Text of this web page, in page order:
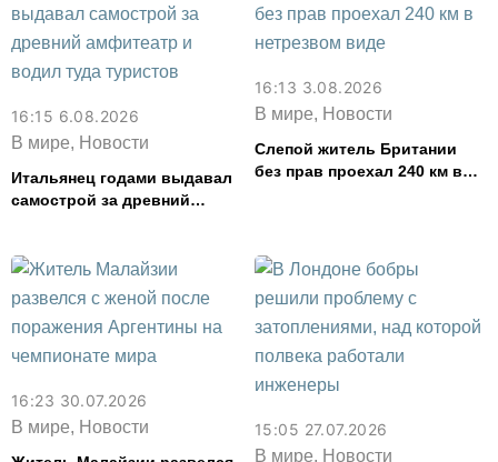
16:15 6.08.2026
В мире, Новости
Итальянец годами выдавал
самострой за древний
16:13 3.08.2026
В мире, Новости
Слепой житель Британии
без прав проехал 240 км в
16:23 30.07.2026
В мире, Новости
15:05 27.07.2026
В мире, Новости